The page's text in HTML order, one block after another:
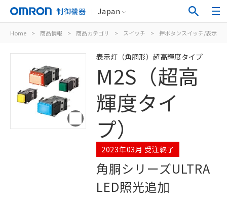
制御機器 Japan
Home > 商品情報 > 商品カテゴリ > スイッチ > 押ボタンスイッチ/表示灯
表示灯（角胴形）超高輝度タイプ
M2S（超高
輝度タイ
プ）
2023年03月 受注終了
角胴シリーズULTRA
LED照光追加